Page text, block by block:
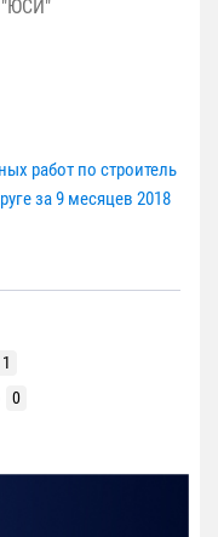
"ЮСИ"
работ по строитель
за 9 месяцев 2018
1
0